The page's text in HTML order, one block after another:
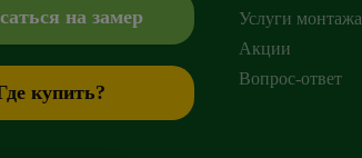
на замер
купить?
Услуги монтажа
Акции
Вопрос-ответ